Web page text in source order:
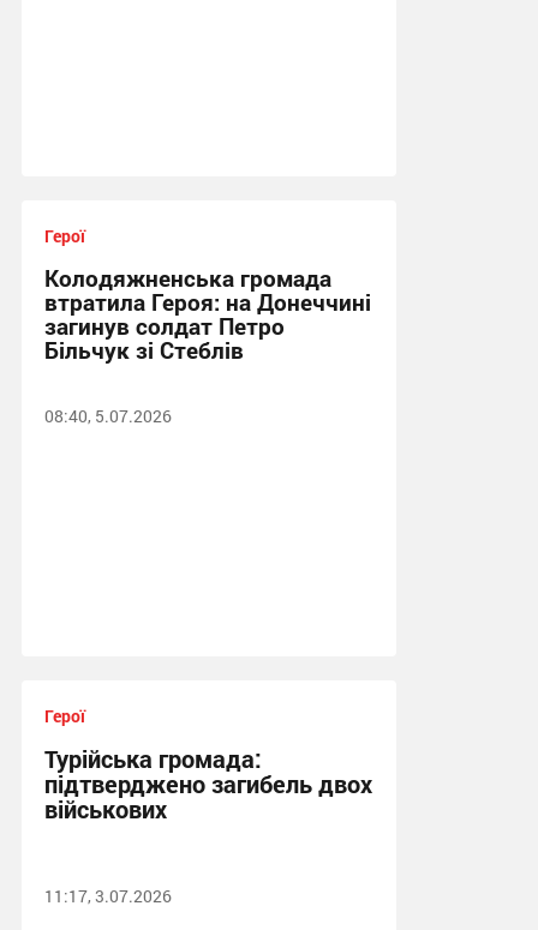
Герої
Колодяжненська громада
втратила Героя: на Донеччині
загинув солдат Петро
Більчук зі Стеблів
08:40, 5.07.2026
Герої
Турійська громада:
підтверджено загибель двох
військових
11:17, 3.07.2026